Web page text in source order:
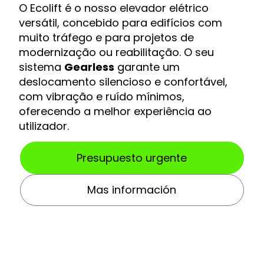
O Ecolift é o nosso elevador elétrico
versátil, concebido para edifícios com
muito tráfego e para projetos de
modernização ou reabilitação. O seu
sistema Gearless garante um
deslocamento silencioso e confortável,
com vibração e ruído mínimos,
oferecendo a melhor experiência ao
utilizador.
Presupuesto urgente
Mas información